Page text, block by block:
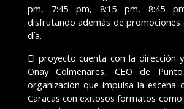
pm, 7:45 pm, 8:15 pm, 8:45
disfrutando además de promociones
día.
El proyecto cuenta con la dirección
Onay Colmenares, CEO de
organización que impulsa la escena
Caracas con exitosos formatos como